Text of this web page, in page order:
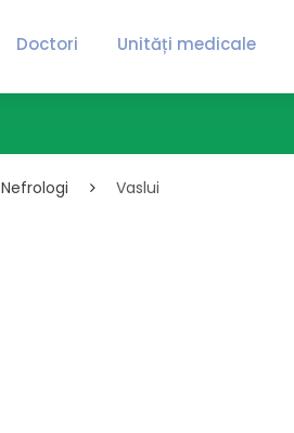
Doctori Unități medicale
Nefrologi Vaslui